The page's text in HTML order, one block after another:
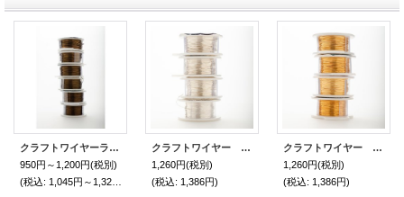
クラフトワイヤーラウンド（NTヴィンテージブロンズ・#18~#28)
950円～1,200円(税別)
(税込: 1,045円～1,320円)
クラフトワイヤー ラウンド（NTシルバー・#18#20/#22/#24/#26/#28）
1,260円(税別)
(税込: 1,386円)
クラフトワイヤー ラウンド （NTゴールド・#18/#20/#22/#24/#26/#28）
1,260円(税別)
(税込: 1,386円)